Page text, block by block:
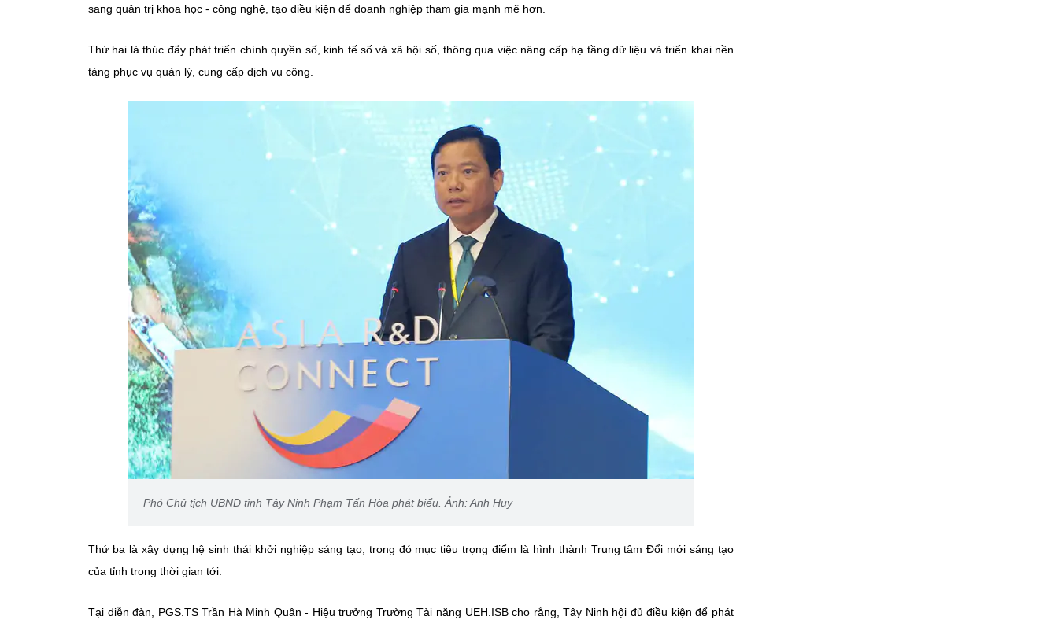
sang quản trị khoa học - công nghệ, tạo điều kiện để doanh nghiệp tham gia mạnh mẽ hơn.
Thứ hai là thúc đẩy phát triển chính quyền số, kinh tế số và xã hội số, thông qua việc nâng cấp hạ tầng dữ liệu và triển khai nền
tảng phục vụ quản lý, cung cấp dịch vụ công.
Phó Chủ tịch UBND tỉnh Tây Ninh Phạm Tấn Hòa phát biểu. Ảnh: Anh Huy
Thứ ba là xây dựng hệ sinh thái khởi nghiệp sáng tạo, trong đó mục tiêu trọng điểm là hình thành Trung tâm Đổi mới sáng tạo
của tỉnh trong thời gian tới.
Tại diễn đàn, PGS.TS Trần Hà Minh Quân - Hiệu trưởng Trường Tài năng UEH.ISB cho rằng, Tây Ninh hội đủ điều kiện để phát